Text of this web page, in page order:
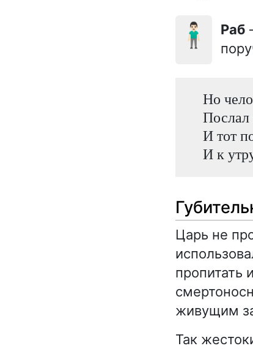
🧍🏻‍♂️ Раб
Но
Послал
И тот
И к
Царь не
пропитать
живущим
Так